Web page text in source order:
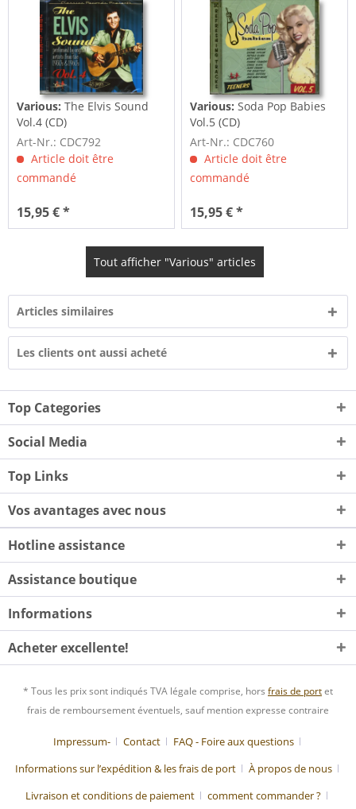
Various: The Elvis Sound
Vol.4 (CD)
Art-Nr.: CDC792
Article doit être
commandé
15,95 € *
Various: Soda Pop Babies
Vol.5 (CD)
Art-Nr.: CDC760
Article doit être
commandé
15,95 € *
Tout afficher "Various" articles
Articles similaires
Les clients ont aussi acheté
Top Categories
Social Media
Top Links
Vos avantages avec nous
Hotline assistance
Assistance boutique
Informations
Acheter excellente!
* Tous les prix sont indiqués TVA légale comprise, hors frais de portet
frais de remboursement éventuels, sauf mention expresse contraire
Impressum- Contact
FAQ - Foire aux questions
Informations sur l’expédition & les frais de port
À propos de nous
Livraison et conditions de paiement
comment commander ?